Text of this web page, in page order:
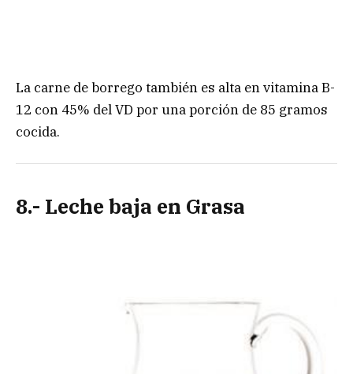
La carne de borrego también es alta en vitamina B-
12 con 45% del VD por una porción de 85 gramos
cocida.
8.- Leche baja en Grasa